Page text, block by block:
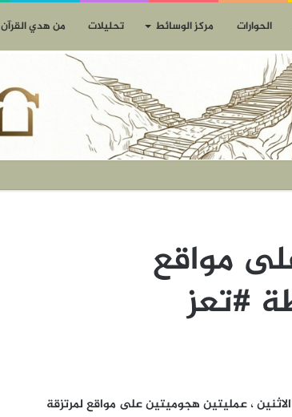
الحوارات مركز الوسائط تحليلات من هدي القرآن
مواقع
#تعز
، عمليتين هجوميتين على مواقع لمرتزقة